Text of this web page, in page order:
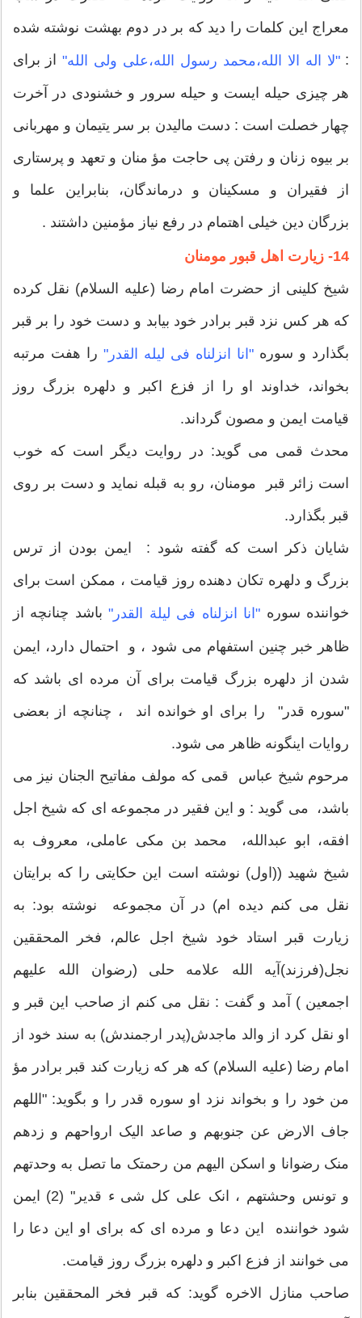
معراج این کلمات را دید که بر در دوم بهشت نوشته شده
:"لا اله الا الله،محمد رسول الله،على ولى الله"از براى
هر چیزى حیله ایست و حیله سرور و خشنودی در آخرت
چهار خصلت است : دست مالیدن بر سر یتیمان و مهربانى
بر بیوه زنان و رفتن پى حاجت مؤ منان و تعهد و پرستارى
از فقیران و مسکینان و درماندگان، بنابراین علما و
بزرگان دین خیلى اهتمام در رفع نیاز مؤمنین داشتند .
14- زیارت اهل قبور مومنان
شیخ کلینى از حضرت امام رضا (علیه السلام) نقل کرده
که هر کس نزد قبر برادر خود بیابد و دست خود را بر قبر
بگذارد و سوره "انا انزلناه فى لیله القدر" را هفت مرتبه
بخواند، خداوند او را از فزع اکبر و دلهره بزرگ روز
قیامت ایمن و مصون گرداند.
محدث قمی می گوید: در روایت دیگر است که خوب
است زائر قبر مومنان، رو به قبله نماید و دست بر روى
قبر بگذارد.
شایان ذکر است که گفته شود : ایمن بودن از ترس
بزرگ و دلهره تکان دهنده روز قیامت ، ممکن است براى
خواننده سوره "انا انزلناه فی لیلة القدر"باشد چنانچه از
ظاهر خبر چنین استفهام می شود ، و احتمال دارد، ایمن
شدن از دلهره بزرگ قیامت براى آن مرده ای باشد که
"سوره قدر" را برای او خوانده اند ، چنانچه از بعضى
روایات اینگونه ظاهر مى شود.
مرحوم شیخ عباس قمی که مولف مفاتیح الجنان نیز می
باشد، می گوید : و این فقیر در مجموعه اى که شیخ اجل
افقه، ابو عبدالله، محمد بن مکى عاملى، معروف به
شیخ شهید ((اول) نوشته است این حکایتی را که برایتان
نقل می کنم دیده ام) در آن مجموعه نوشته بود: به
زیارت قبر استاد خود شیخ اجل عالم، فخر المحققین
نجل(فرزند)آیه الله علامه حلى (رضوان الله علیهم
اجمعین ) آمد و گفت : نقل مى کنم از صاحب این قبر و
او نقل کرد از والد ماجدش(پدر ارجمندش) به سند خود از
امام رضا (علیه السلام) که هر که زیارت کند قبر برادر مؤ
من خود را و بخواند نزد او سوره قدر را و بگوید: "اللهم
جاف الارض عن جنوبهم و صاعد الیک ارواحهم و زدهم
منک رضوانا و اسکن الیهم من رحمتک ما تصل به وحدتهم
و تونس وحشتهم ، انک على کل شى ء قدیر" (2) ایمن
شود خواننده این دعا و مرده ای که برای او این دعا را
می خوانند از فزع اکبر و دلهره بزرگ روز قیامت.
صاحب منازل الاخره گوید: که قبر فخر المحققین بنابر